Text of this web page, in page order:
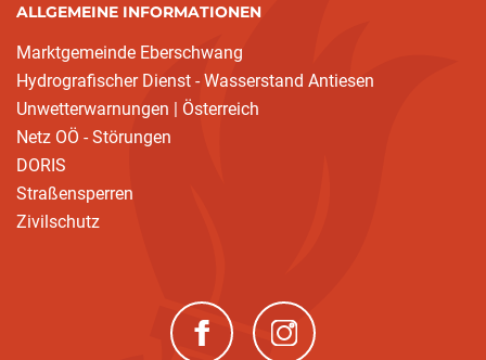
ALLGEMEINE INFORMATIONEN
Marktgemeinde Eberschwang
Hydrografischer Dienst - Wasserstand Antiesen
Unwetterwarnungen | Österreich
Netz OÖ - Störungen
DORIS
Straßensperren
Zivilschutz
(neues Fenster)(neues Fenster)